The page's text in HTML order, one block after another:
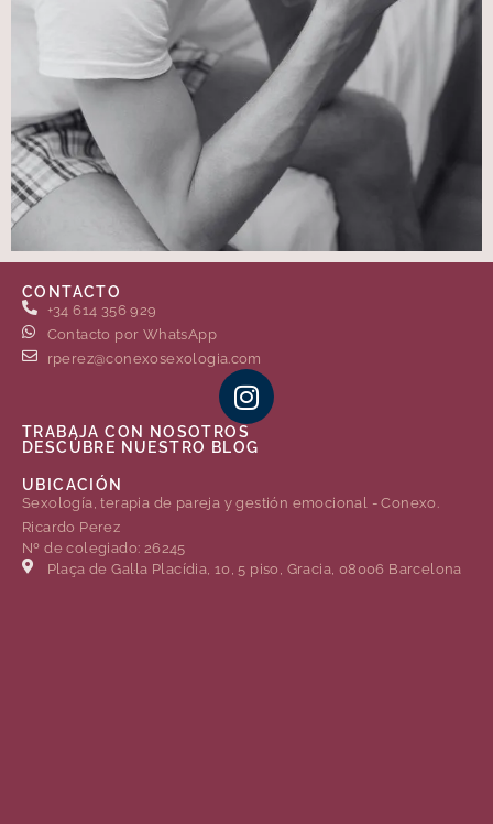
CONTACTO
+34 614 356 929
Contacto por WhatsApp
rperez@conexosexologia.com
TRABAJA CON NOSOTROS
DESCÚBRE NUESTRO BLOG
UBICACIÓN
Sexología, terapia de pareja y gestión emocional - Conexo.
Ricardo Perez
Nº de colegiado: 26245
Plaça de Gal·la Placídia, 10, 5 piso, Gracia, 08006 Barcelona